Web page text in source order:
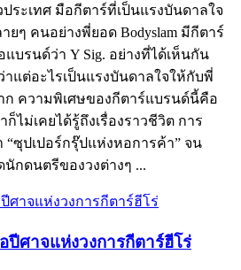
ระเทศ มือกีตาร์ที่เป็นแรงบันดาลใจ
ยๆ คนอย่างพี่ยอด Bodyslam มีกีตาร์
แบรนด์ว่า Y Sig. อย่างที่ได้เห็นกัน
แต่อะไรเป็นแรงบันดาลใจให้กับพี่
ก ความพิเศษของกีตาร์แบรนด์นี้คือ
ไม่เคยได้รู้ถึงเรื่องราวชีวิต การ
ซุปเปอร์กรุ๊ปแห่งหอการค้า” จน
กดนตรีของวงต่างๆ ...
ปีศาจแห่งวงการกีตาร์ฮีโร่